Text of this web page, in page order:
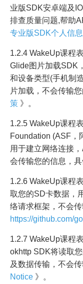
业版SDK安卓端及
排查质量问题,帮助
专业版SDK个人信
1.2.4 WakeUp课程
Glide图片加载SDK
和设备类型(手机制
片加载，不会传输
策 》。
1.2.5 WakeUp课程
Foundation (ASF，
用于建立网络连接
会传输您的信息，
1.2.6 WakeUp课程
取您的SD卡数据，
络请求框架，不会
https://github.com/
1.2.7 WakeUp课程
okhttp SDK将读取
及数据传输，不会
Notice 》。